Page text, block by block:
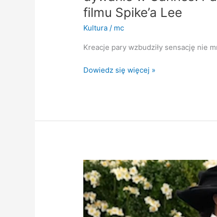
filmu Spike’a Lee
Kultura / mc
Kreacje pary wzbudziły sensację nie
Dowiedz się więcej »
Trzecia
ciąża
Rihanny
potwierdzona
podczas